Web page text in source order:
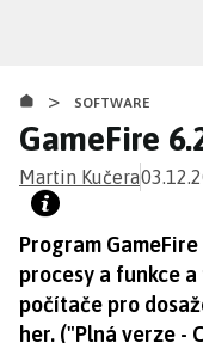
obsahu
> SOFTWARE
GameFire
Martin Kučera
Program
procesy a funkce
počítače pro
her. ("Plná verze -